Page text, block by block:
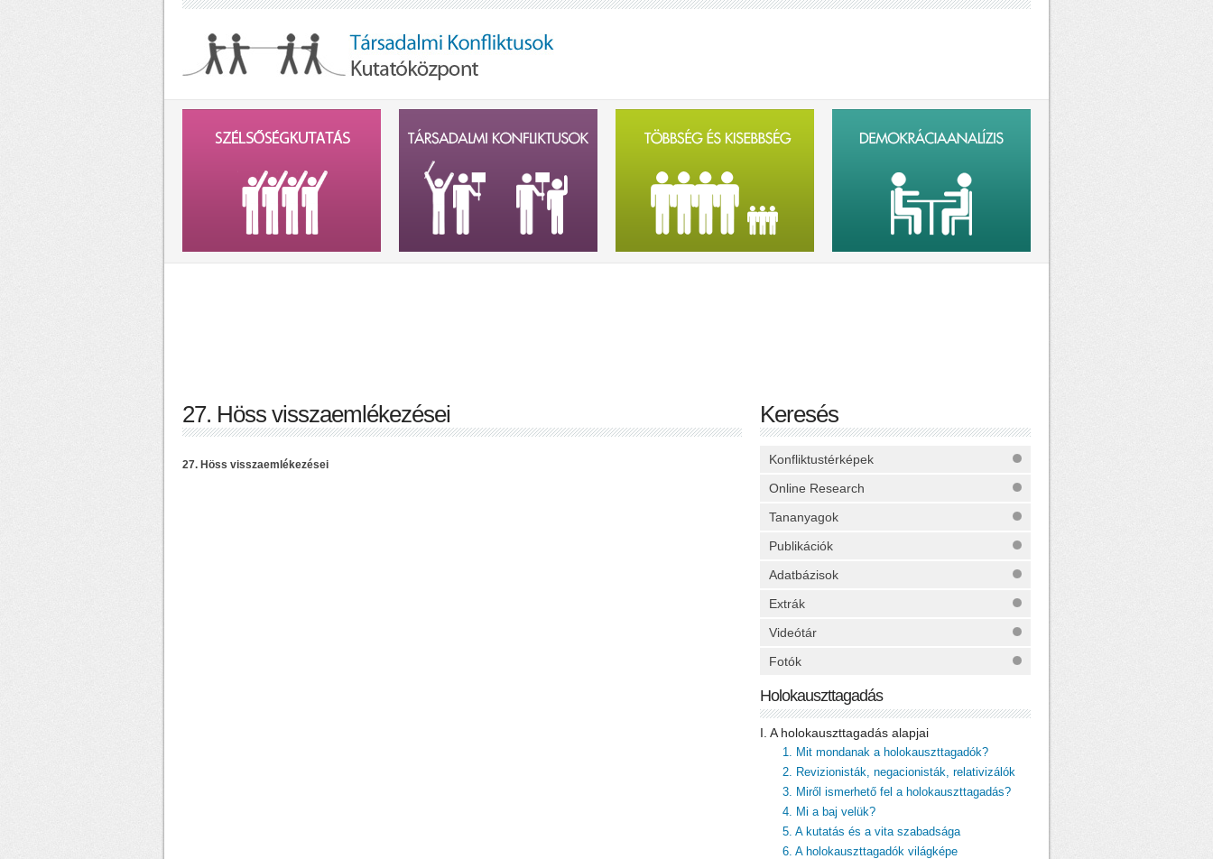
27. Höss visszaemlékezései
27. Höss visszaemlékezései
Keresés
Konfliktustérképek
Online Research
Tananyagok
Publikációk
Adatbázisok
Extrák
Videótár
Fotók
Holokauszttagadás
I. A holokauszttagadás alapjai
1. Mit mondanak a holokauszttagadók?
2. Revizionisták, negacionisták, relativizálók
3. Miről ismerhető fel a holokauszttagadás?
4. Mi a baj velük?
5. A kutatás és a vita szabadsága
6. A holokauszttagadók világképe